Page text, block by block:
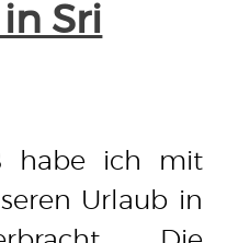
Sri
habe ich mit
Urlaub in